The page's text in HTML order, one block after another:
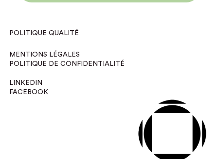
POLITIQUE QUALITÉ
MENTIONS LÉGALES
POLITIQUE DE CONFIDENTIALITÉ
LINKEDIN
FACEBOOK